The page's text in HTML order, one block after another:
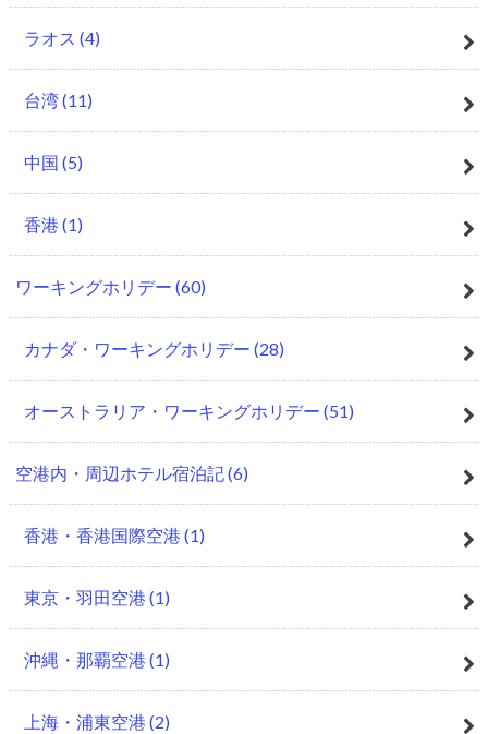
ラオス (4)
台湾(11)
中国 (5)
香港 (1)
ワーキングホリデー (60)
カナダ・ワーキングホリデー (28)
オーストラリア・ワーキングホリデー (51)
空港内・周辺ホテル宿泊記(6)
香港・香港国際空港 (1)
東京・羽田空港 (1)
沖縄・那覇空港 (1)
上海・浦東空港 (2)